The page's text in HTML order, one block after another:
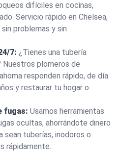
difíciles en cocinas,
Servicio rápido en Chelsea,
problemas y sin
7: ¿Tienes una tubería
Nuestros plomeros de
responden rápido, de día
y restaurar tu hogar o
fugas: Usamos herramientas
ocultas, ahorrándote dinero
sean tuberías, inodoros o
rápidamente.